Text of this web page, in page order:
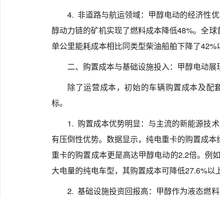
4. 非道路与航运领域：甲醇电动的经济性
醇动力链的矿机实现了燃料成本降低48%。全
单公里能耗成本相比同类型柴油船舶下降了42%
二、购置成本与基础设施投入：甲醇电动展
除了运营成本，初始的车辆购置成本及配
标。
1. 购置成本优势明显：与主流的新能源技
有压倒性优势。数据显示，纯电重卡的购置成
重卡的购置成本更是高达甲醇电动的2.2倍。例
大电量的纯电车型，其购置成本可降低27.6%以
2. 基础设施投资回报高：甲醇作为液态燃